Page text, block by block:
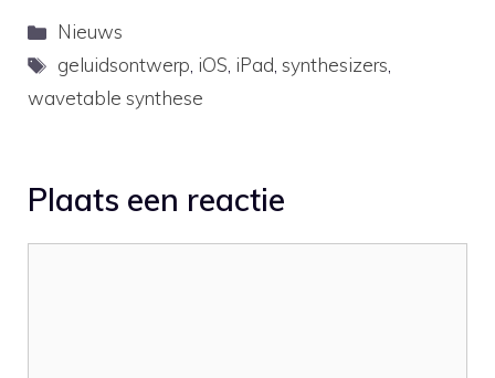
Categorieën
Nieuws
Tags
geluidsontwerp, iOS, iPad,synthesizers,
wavetable synthese
Plaats een reactie